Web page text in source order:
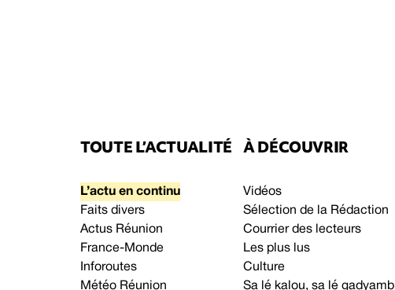
TOUTE L’ACTUALITÉ
L’actu en continu
Faits divers
Actus Réunion
France-Monde
Inforoutes
Météo Réunion
À DÉCOUVRIR
Vidéos
Sélection de la Rédaction
Courrier des lecteurs
Les plus lus
Culture
Sa lé kalou, sa lé gadyamb